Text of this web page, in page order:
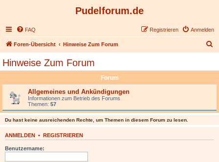
Pudelforum.de
FAQ Anmelden
Registrieren
Foren-Übersicht Hinweise Zum Forum
Hinweise Zum Forum
Forum
Allgemeines und Ankündigungen
Informationen zum Betrieb des Forums
Themen: 57
Du hast keine ausreichenden Rechte, um Themen in diesem Forum zu lesen.
ANMELDEN • REGISTRIEREN
Benutzername: